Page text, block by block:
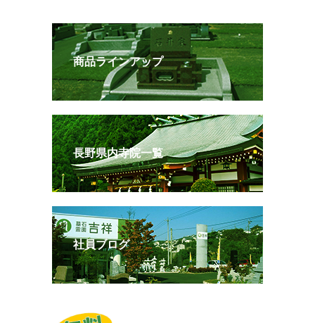
商品ラインアップ
長野県内寺院一覧
社員ブログ